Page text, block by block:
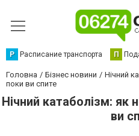
Р Расписание транспорта П
Головна Бізнес новини
Нічний
поки ви спите
Нічний катаболізм: як
ви